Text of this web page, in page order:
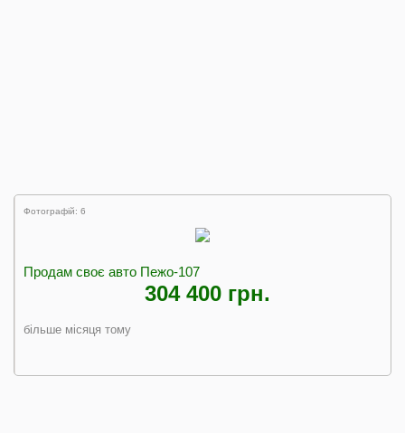
Фотографій: 6
Продам своє авто Пежо-107
304 400 грн.
більше місяця тому